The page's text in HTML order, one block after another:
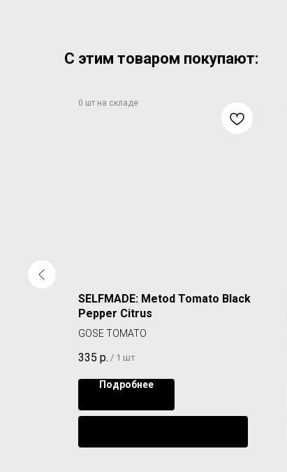
С этим товаром покупают:
SELFMADE: Metod Tomato Black
Pepper Citrus
GOSE TOMATO
335 р. / 1 шт
Подробнее